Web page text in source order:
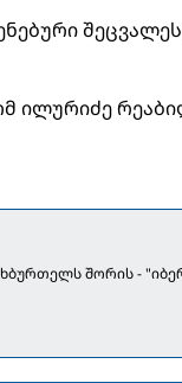
ილურიძე
შორის -